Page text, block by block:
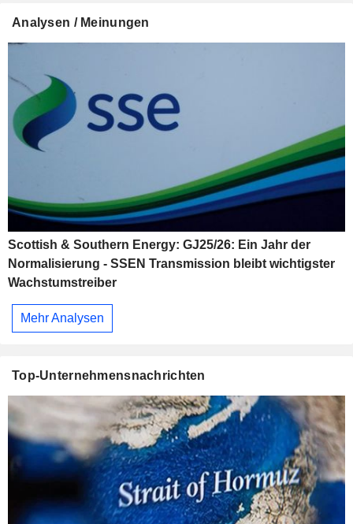
Analysen / Meinungen
Scottish & Southern Energy: GJ25/26: Ein Jahr der
Normalisierung - SSEN Transmission bleibt wichtigster
Wachstumstreiber
Mehr Analysen
Top-Unternehmensnachrichten